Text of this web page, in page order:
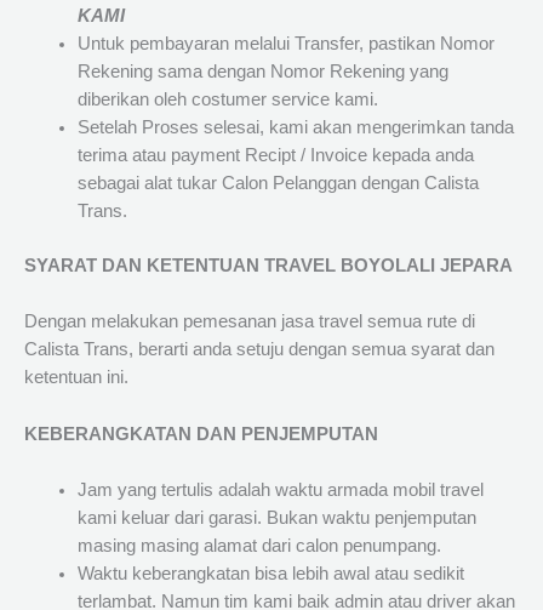
KAMI
Untuk pembayaran melalui Transfer, pastikan Nomor
Rekening sama dengan Nomor Rekening yang
diberikan oleh costumer service kami.
Setelah Proses selesai, kami akan mengerimkan tanda
terima atau payment Recipt / Invoice kepada anda
sebagai alat tukar Calon Pelanggan dengan Calista
Trans.
SYARAT DAN KETENTUAN TRAVEL BOYOLALI JEPARA
Dengan melakukan pemesanan jasa travel semua rute di
Calista Trans, berarti anda setuju dengan semua syarat dan
ketentuan ini.
KEBERANGKATAN DAN PENJEMPUTAN
Jam yang tertulis adalah waktu armada mobil travel
kami keluar dari garasi. Bukan waktu penjemputan
masing masing alamat dari calon penumpang.
Waktu keberangkatan bisa lebih awal atau sedikit
terlambat. Namun tim kami baik admin atau driver akan